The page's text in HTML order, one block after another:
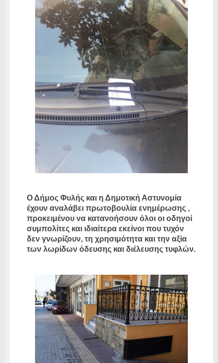
Ο Δήμος Φυλής και η Δημοτική Αστυνομία
έχουν αναλάβει πρωτοβουλία ενημέρωσης ,
προκειμένου να κατανοήσουν όλοι οι οδηγοί
συμπολίτες και ιδιαίτερα εκείνοι που τυχόν
δεν γνωρίζουν, τη χρησιμότητα και την αξία
των λωρίδων όδευσης και διέλευσης τυφλών.